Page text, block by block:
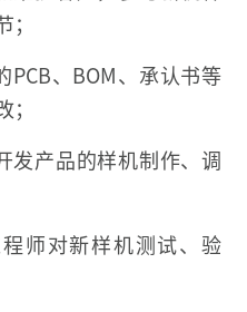
PCB、BOM、承认书等
发产品的样机制作、调
师对新样机测试、验